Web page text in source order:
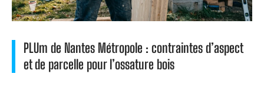
PLUm de Nantes Métropole : contraintes d’aspect
et de parcelle pour l’ossature bois